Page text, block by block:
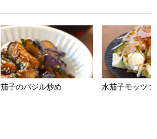
茄子のバジル炒め 水茄子モッツァ